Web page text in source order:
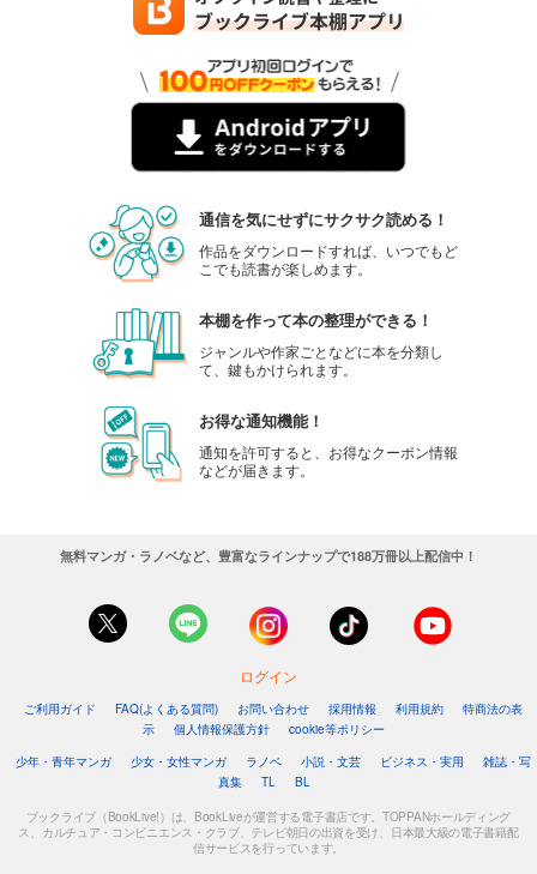
通信を気にせずにサクサク読める！
作品をダウンロードすれば、いつでもど
こでも読書が楽しめます。
本棚を作って本の整理ができる！
ジャンルや作家ごとなどに本を分類し
て、鍵もかけられます。
お得な通知機能！
通知を許可すると、お得なクーポン情報
などが届きます。
無料マンガ・ラノベなど、豊富なラインナップで188万冊以上配信中！
ログイン
ご利用ガイド FAQ(よくある質問) お問い合わせ 採用情報 利用規約
特商法の表
示
個人情報保護方針
cookie等ポリシー
少年・青年マンガ
少女・女性マンガ ラノベ 小説・文芸 ビジネス・実用
雑誌・写
真集
TL BL
ブックライブ（BookLive!）は、BookLiveが運営する電子書店です。TOPPANホールディング
ス、カルチュア・コンビニエンス・クラブ、テレビ朝日の出資を受け、日本最大級の電子書籍配
信サービスを行っています。